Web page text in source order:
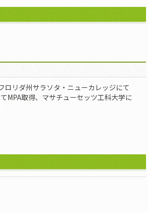
ロリダ州サラソタ・ニューカレッジにて
MPA取得、マサチューセッツ工科大学に